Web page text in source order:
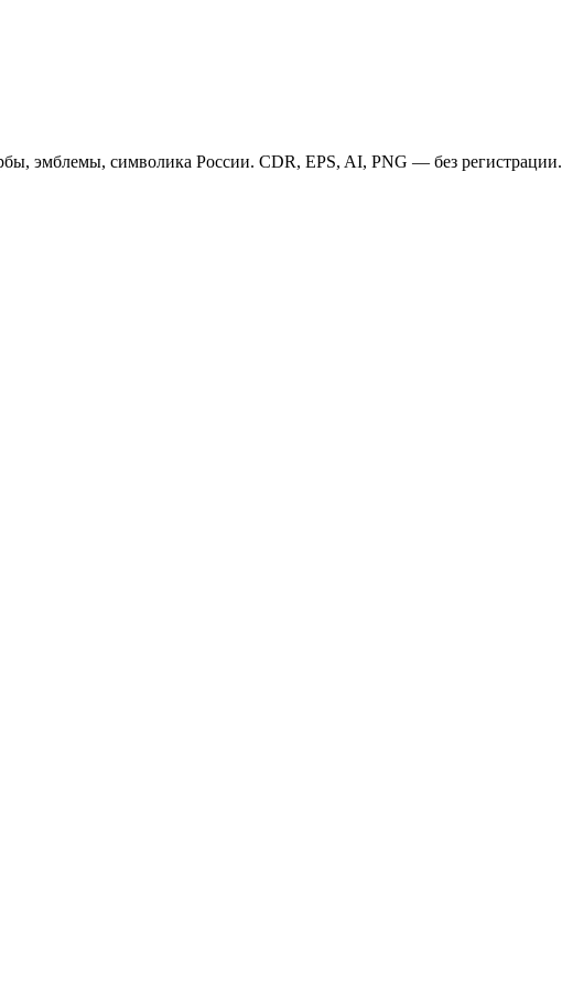
эмблемы, символика России. CDR, EPS, AI, PNG — без регистрации.